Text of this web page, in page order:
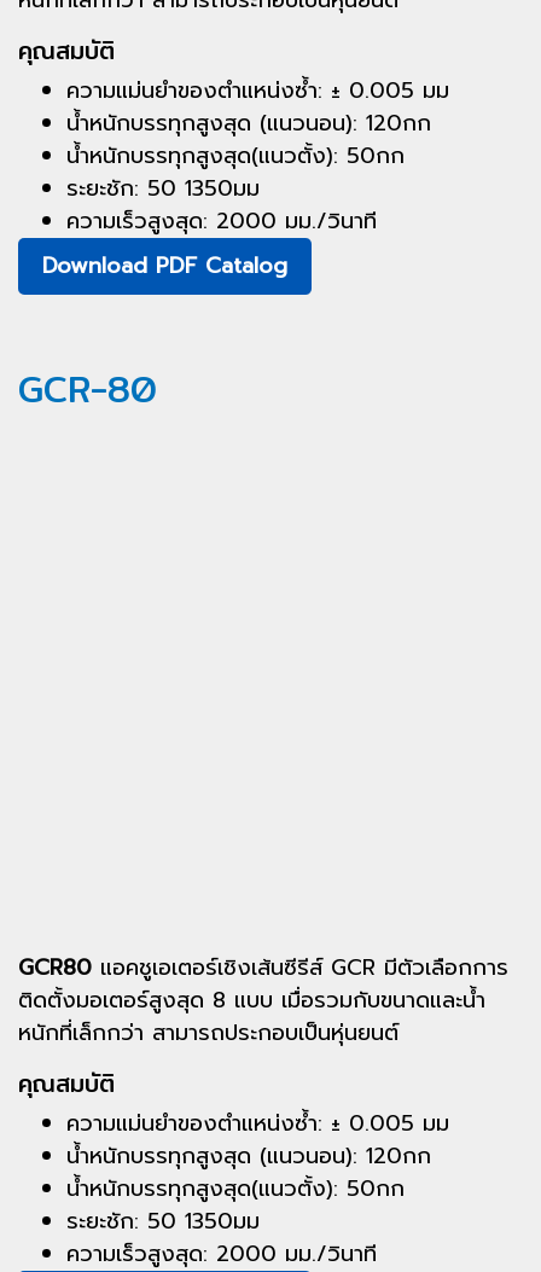
คุณสมบัติ
ความแม่นยำของตำแหน่งซ้ำ: ± 0.005 มม
น้ำหนักบรรทุกสูงสุด (แนวนอน): 120กก
น้ำหนักบรรทุกสูงสุด(แนวตั้ง): 50กก
ระยะชัก: 50 1350มม
ความเร็วสูงสุด: 2000 มม./วินาที
Download PDF Catalog
GCR-80
GCR80 แอคชูเอเตอร์เชิงเส้นซีรีส์ GCR มีตัวเลือกการ
ติดตั้งมอเตอร์สูงสุด 8 แบบ เมื่อรวมกับขนาดและน้ำ
หนักที่เล็กกว่า สามารถประกอบเป็นหุ่นยนต์
คุณสมบัติ
ความแม่นยำของตำแหน่งซ้ำ: ± 0.005 มม
น้ำหนักบรรทุกสูงสุด (แนวนอน): 120กก
น้ำหนักบรรทุกสูงสุด(แนวตั้ง): 50กก
ระยะชัก: 50 1350มม
ความเร็วสูงสุด: 2000 มม./วินาที